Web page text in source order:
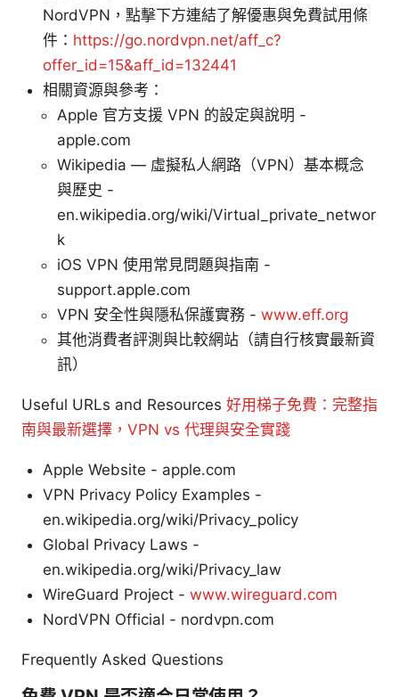
NordVPN，點擊下方連結了解優惠與免費試用條
件： https://go.nordvpn.net/aff_c?
offer_id=15&aff_id=132441
相關資源與參考：
Apple 官方支援 VPN 的設定與說明 -
apple.com
Wikipedia — 虛擬私人網路（VPN）基本概念
與歷史 -
en.wikipedia.org/wiki/Virtual_private_networ
k
iOS VPN 使用常見問題與指南 -
support.apple.com
VPN 安全性與隱私保護實務 - www.eff.org
其他消費者評測與比較網站（請自行核實最新資
訊）
Useful URLs and Resources 好用梯子免費：完整指
南與最新選擇，VPN vs 代理與安全實踐
Apple Website - apple.com
VPN Privacy Policy Examples -
en.wikipedia.org/wiki/Privacy_policy
Global Privacy Laws -
en.wikipedia.org/wiki/Privacy_law
WireGuard Project - www.wireguard.com
NordVPN Official - nordvpn.com
Frequently Asked Questions